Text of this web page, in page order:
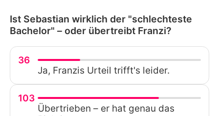
Ist Sebastian wirklich der "schlechteste
Bachelor" – oder übertreibt Franzi?
36
Ja, Franzis Urteil trifft's leider.
103
Übertrieben – er hat genau das